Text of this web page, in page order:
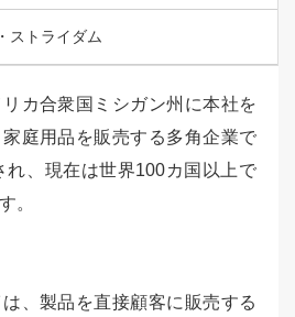
ストライダム
カ合衆国ミシガン州に本社を
庭用品を販売する多角企業で
れ、現在は世界100カ国以上で
。
、製品を直接顧客に販売する